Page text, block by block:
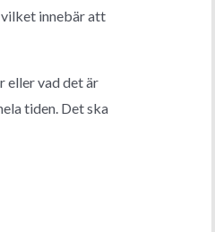
vilket innebär att
eller vad det är
tiden. Det ska